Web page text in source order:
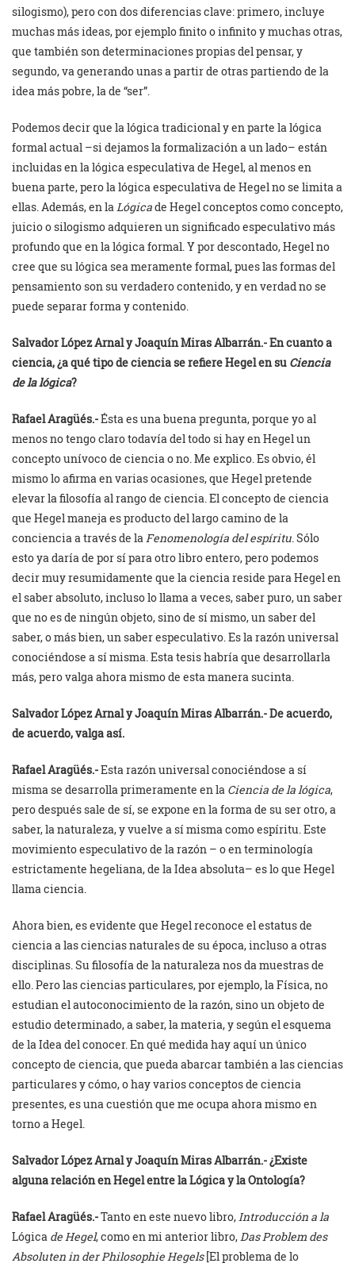
silogismo), pero con dos diferencias clave: primero, incluye
muchas más ideas, por ejemplo finito o infinito y muchas otras,
que también son determinaciones propias del pensar, y
segundo, va generando unas a partir de otras partiendo de la
idea más pobre, la de “ser”.
Podemos decir que la lógica tradicional y en parte la lógica
formal actual –si dejamos la formalización a un lado– están
incluidas en la lógica especulativa de Hegel, al menos en
buena parte, pero la lógica especulativa de Hegel no se limita a
ellas. Además, en la Lógicade Hegel conceptos como concepto,
juicio o silogismo adquieren un significado especulativo más
profundo que en la lógica formal. Y por descontado, Hegel no
cree que su lógica sea meramente formal, pues las formas del
pensamiento son su verdadero contenido, y en verdad no se
puede separar forma y contenido.
Salvador López Arnal yJoaquín Miras Albarrán.- En cuanto a
ciencia, ¿a qué tipo de ciencia se refiere Hegel en su Ciencia
de la lógica?
Rafael Aragüés.-Ésta es una buena pregunta, porque yo al
menos no tengo claro todavía del todo si hay en Hegel un
concepto unívoco de ciencia o no. Me explico. Es obvio, él
mismo lo afirma en varias ocasiones, que Hegel pretende
elevar la filosofía al rango de ciencia. El concepto de ciencia
que Hegel maneja es producto del largo camino de la
conciencia a través de la Fenomenología del espíritu . Sólo
esto ya daría de por sí para otro libro entero, pero podemos
decir muy resumidamente que la ciencia reside para Hegel en
el saber absoluto, incluso lo llama a veces, saber puro, un saber
que no es de ningún objeto, sino de sí mismo, un saber del
saber, o más bien, un saber especulativo. Es la razón universal
conociéndose a sí misma. Esta tesis habría que desarrollarla
más, pero valga ahora mismo de esta manera sucinta.
Salvador López Arnal yJoaquín Miras Albarrán.- De acuerdo,
de acuerdo, valga así.
Rafael Aragüés.-Esta razón universal conociéndose a sí
misma se desarrolla primeramente en la Ciencia de la lógica,
pero después sale de sí, se expone en la forma de su ser otro, a
saber, la naturaleza, y vuelve a sí misma como espíritu. Este
movimiento especulativo de la razón – o en terminología
estrictamente hegeliana, de la Idea absoluta– es lo que Hegel
llama ciencia.
Ahora bien, es evidente que Hegel reconoce el estatus de
ciencia a las ciencias naturales de su época, incluso a otras
disciplinas. Su filosofía de la naturaleza nos da muestras de
ello. Pero las ciencias particulares, por ejemplo, la Física, no
estudian el autoconocimiento de la razón, sino un objeto de
estudio determinado, a saber, la materia, y según el esquema
de la Idea del conocer. En qué medida hay aquí un único
concepto de ciencia, que pueda abarcar también a las ciencias
particulares y cómo, o hay varios conceptos de ciencia
presentes, es una cuestión que me ocupa ahora mismo en
torno a Hegel.
Salvador López Arnal yJoaquín Miras Albarrán.- ¿Existe
alguna relación en Hegel entre la Lógica y la Ontología?
Rafael Aragüés.-Tanto en este nuevo libro, Introducción a la
Lógica de Hegel, como en mi anterior libro, Das Problem des
Absoluten in der Philosophie Hegels[El problema de lo